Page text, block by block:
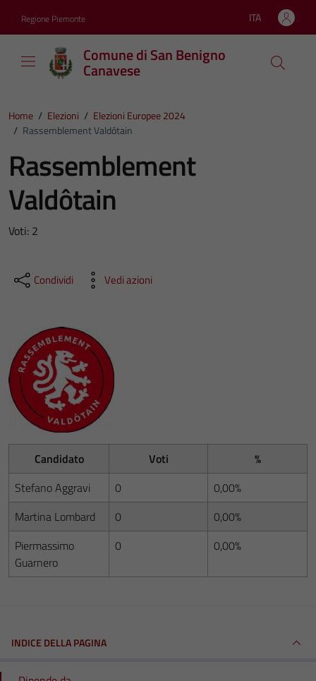
Regione Piemonte Lingua attiva:
ITA
Comune di San Benigno
Canavese
Home / Elezioni / Elezioni Europee 2024
/ Rassemblement Valdôtain
Rassemblement
Valdôtain
Voti: 2
Condividi Vedi azioni
Candidato Voti
%
Stefano Aggravi
0
0,00%
Martina Lombard
0
0,00%
Piermassimo
Guarnero
0 0,00%
INDICE DELLA PAGINA